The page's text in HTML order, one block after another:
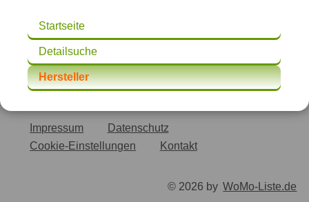
Startseite
Detailsuche
Hersteller
Impressum
Datenschutz
Cookie-Einstellungen
Kontakt
© 2026 by WoMo-Liste.de